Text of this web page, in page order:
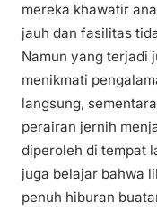
mereka khawatir
jauh dan fasilitas
Namun yang terjadi
menikmati
langsung,
perairan jernih
diperoleh di tempat
juga belajar bahwa
penuh hiburan